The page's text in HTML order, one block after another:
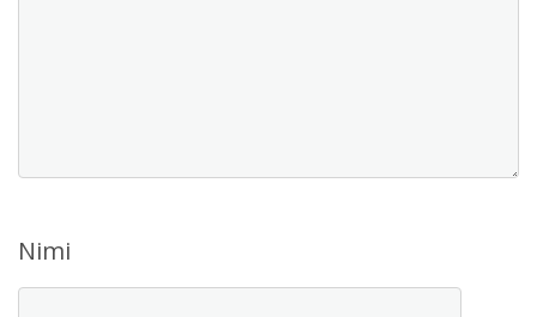
Nimi